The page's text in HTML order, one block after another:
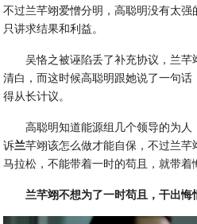
不过兰芊翊爱憎分明，高聪明没有太强
只讲求结果和利益。
吴恪之被诬陷丢了补充协议，兰
清白，而这时候高聪明跟她说了一句
得从长计议。
高聪明知道能源组几个领导的为
诉兰芊翊该怎么做才能自保，不过兰
马拉松，不能带着一时的苟且，就带着
兰芊翊不想为了一时苟且，干出悔